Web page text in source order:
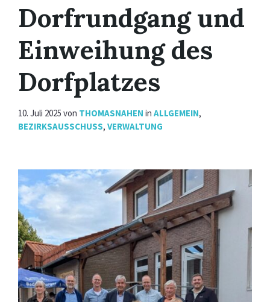
Dorfrundgang und
Einweihung des
Dorfplatzes
10. Juli 2025 von THOMASNAHEN in ALLGEMEIN,
BEZIRKSAUSSCHUSS, VERWALTUNG